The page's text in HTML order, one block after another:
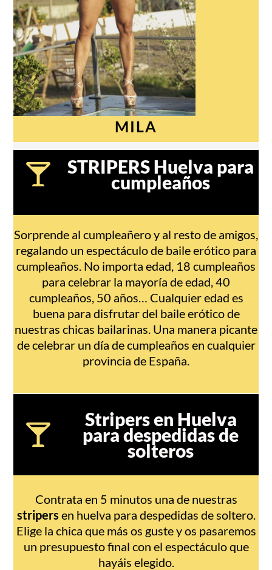
MILA
STRIPERS Huelva para
cumpleaños
Sorprende al cumpleañero y al resto de amigos,
regalando un espectáculo de baile erótico para
cumpleaños. No importa edad, 18 cumpleaños
para celebrar la mayoría de edad, 40
cumpleaños, 50 años… Cualquier edad es
buena para disfrutar del baile erótico de
nuestras chicas bailarinas. Una manera picante
de celebrar un día de cumpleaños en cualquier
provincia de España.
Stripers en Huelva
para despedidas de
solteros
Contrata en 5 minutos una de nuestras
stripers en huelva para despedidas de soltero.
Elige la chica que más os guste y os pasaremos
un presupuesto final con el espectáculo que
hayáis elegido.